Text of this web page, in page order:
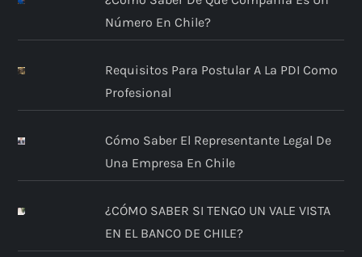
Número En Chile?
Requisitos Para Postular A La PDI Como
Profesional
Cómo Saber El Representante Legal De
Una Empresa En Chile
¿CÓMO SABER SI TENGO UN VALE VISTA
EN EL BANCO DE CHILE?